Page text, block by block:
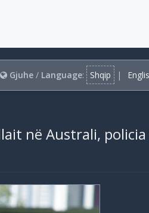
Gjuhe / Language: Shqip |
në Australi,